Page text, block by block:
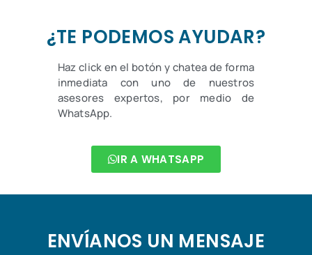
¿TE PODEMOS AYUDAR?
Haz click en el botón y chatea de forma
inmediata con uno de nuestros
asesores expertos, por medio de
WhatsApp.
IR A WHATSAPP
ENVÍANOS UN MENSAJE